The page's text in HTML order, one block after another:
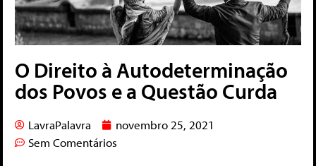
O Direito à Autodeterminação
dos Povos e a Questão Curda
LavraPalavra
novembro 25, 2021
Sem Comentários